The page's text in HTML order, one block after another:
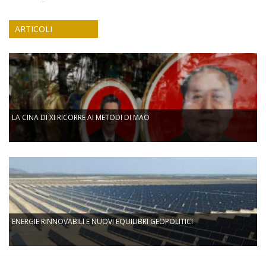
ARTICOLI
LA CINA DI XI RICORRE AI METODI DI MAO
ENERGIE RINNOVABILI E NUOVI EQUILIBRI GEOPOLITICI